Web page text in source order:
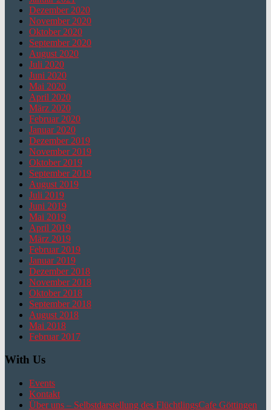
Dezember 2020
November 2020
Oktober 2020
September 2020
August 2020
Juli 2020
Juni 2020
Mai 2020
April 2020
März 2020
Februar 2020
Januar 2020
Dezember 2019
November 2019
Oktober 2019
September 2019
August 2019
Juli 2019
Juni 2019
Mai 2019
April 2019
März 2019
Februar 2019
Januar 2019
Dezember 2018
November 2018
Oktober 2018
September 2018
August 2018
Mai 2018
Februar 2017
With Us
Events
Kontakt
Über uns – Selbstdarstellung des FlüchtlingsCafe Göttingen